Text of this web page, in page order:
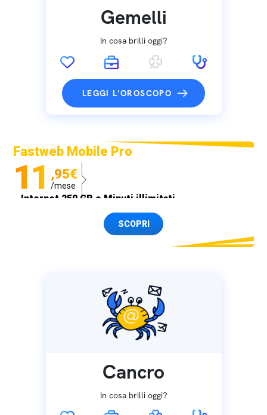
Gemelli
In cosa brilli oggi?
LEGGI L'OROSCOPO
Fastweb Mobile Pro
11 ,95€
/mese
Internet 250 GB e Minuti illimitati
Spedizione SIM GRATISSCOPRI
Cancro
In cosa brilli oggi?